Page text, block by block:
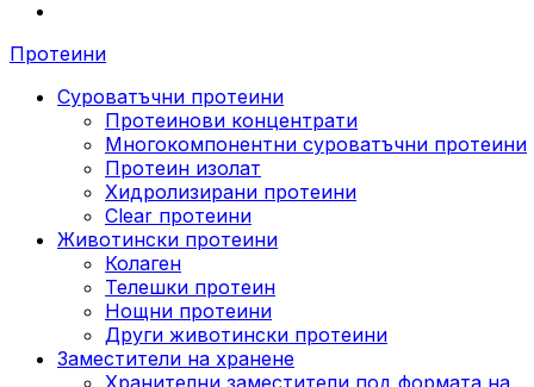
Протеини
Суроватъчни протеини
Протеинови концентрати
Многокомпонентни суроватъчни протеини
Протеин изолат
Хидролизирани протеини
Clear протеини
Животински протеини
Колаген
Телешки протеин
Нощни протеини
Други животински протеини
Заместители на хранене
Хранителни заместители под формата на